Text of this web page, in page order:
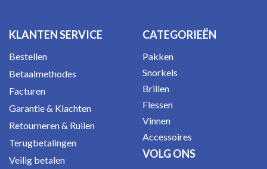
KLANTEN SERVICE
Bestellen
Betaalmethodes
Facturen
Garantie & Klachten
Retourneren & Ruilen
Terugbetalingen
Veilig betalen
CATEGORIEËN
Pakken
Snorkels
Brillen
Flessen
Vinnen
Accessoires
VOLG ONS